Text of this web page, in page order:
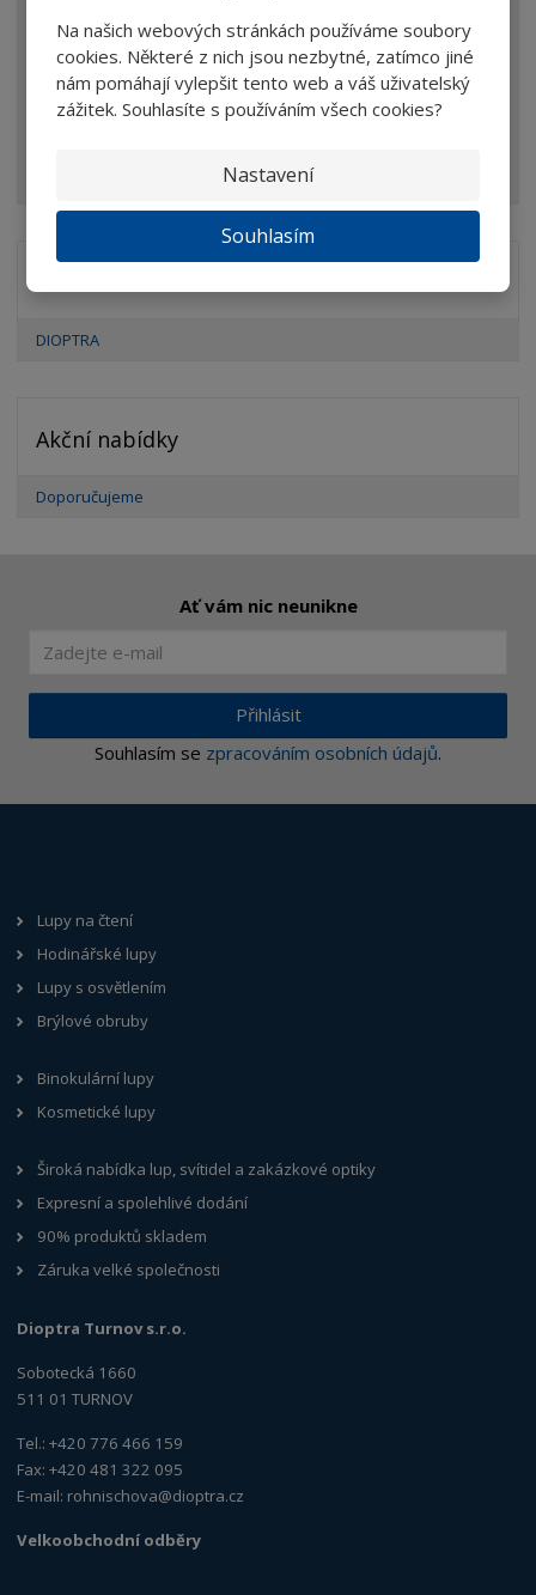
Na našich webových stránkách používáme soubory
cookies. Některé z nich jsou nezbytné, zatímco jiné
nám pomáhají vylepšit tento web a váš uživatelský
zážitek. Souhlasíte s používáním všech cookies?
Nastavení
Souhlasím
Dalekohledy
Mikroskopy
DIOPTRA
Akční nabídky
Doporučujeme
Ať vám nic neunikne
Přihlásit
Souhlasím se zpracováním osobních údajů.
Lupy na čtení
Hodinářské lupy
Lupy s osvětlením
Brýlové obruby
Binokulární lupy
Kosmetické lupy
Široká nabídka lup, svítidel a zakázkové optiky
Expresní a spolehlivé dodání
90% produktů skladem
Záruka velké společnosti
Dioptra Turnov s.r.o.
Sobotecká 1660
511 01 TURNOV
Tel.: +420 776 466 159
Fax: +420 481 322 095
E-mail: rohnischova@dioptra.cz
Velkoobchodní odběry